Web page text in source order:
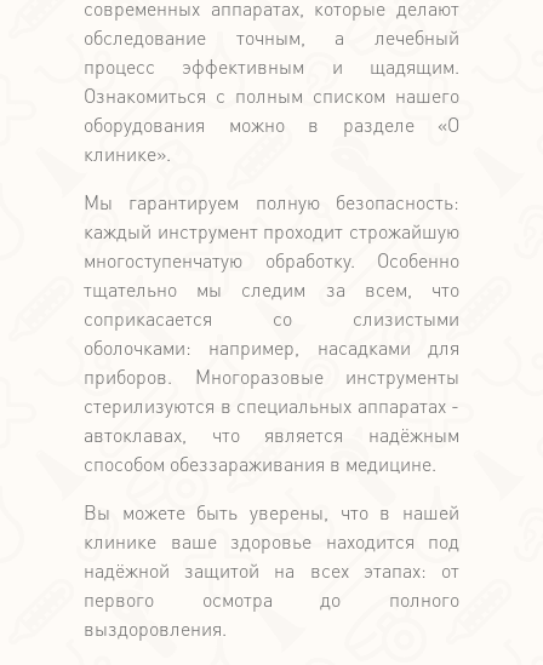
современных аппаратах, которые делают
обследование точным, а лечебный
процесс эффективным и щадящим.
Ознакомиться с полным списком нашего
оборудования можно в разделе «О
клинике».
Мы гарантируем полную безопасность:
каждый инструмент проходит строжайшую
многоступенчатую обработку. Особенно
тщательно мы следим за всем, что
соприкасается со слизистыми
оболочками: например, насадками для
приборов. Многоразовые инструменты
стерилизуются в специальных аппаратах -
автоклавах, что является надёжным
способом обеззараживания в медицине.
Вы можете быть уверены, что в нашей
клинике ваше здоровье находится под
надёжной защитой на всех этапах: от
первого осмотра до полного
выздоровления.